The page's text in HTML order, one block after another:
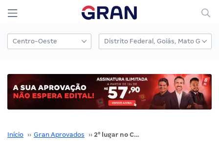
Início ›› Gran Aprovados ›› 2° lugar no Concurso UFMG: conheça a história de Juliana Silva!